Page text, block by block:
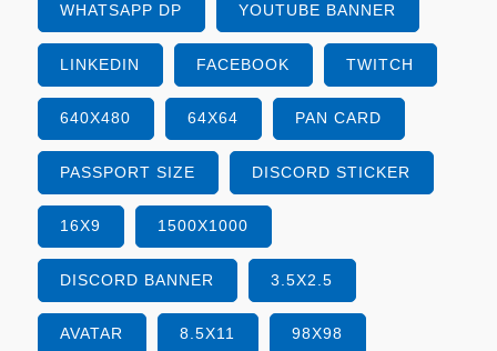
WHATSAPP DP YOUTUBE BANNER
LINKEDIN FACEBOOK TWITCH
640X480 64X64 PAN CARD
PASSPORT SIZE DISCORD STICKER
16X9 1500X1000
DISCORD BANNER 3.5X2.5
AVATAR 8.5X11 98X98